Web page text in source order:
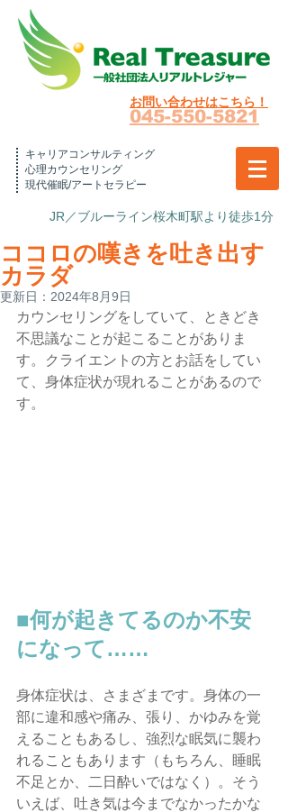
お問い合わせはこちら！
045-550-5821
キャリアコンサルティング
心理カウンセリング
現代催眠/アートセラピー
JR／ブルーライン桜木町駅より徒歩1分
ココロの嘆きを吐き出す
カラダ
更新日： 2024年8月9日
カウンセリングをしていて、ときどき
不思議なことが起こることがありま
す。クライエントの方とお話をしてい
て、身体症状が現れることがあるので
す。
■何が起きてるのか不安
になって……
身体症状は、さまざまです。身体の一
部に違和感や痛み、張り、かゆみを覚
えることもあるし、強烈な眠気に襲わ
れることもあります（もちろん、睡眠
不足とか、二日酔いではなく）。そう
いえば、吐き気は今までなかったかな